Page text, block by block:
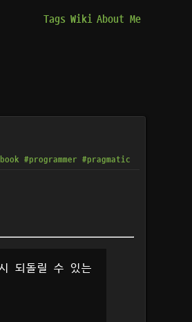
Tags Wiki About Me
#programmer #pragmatic
되돌릴 수 있는